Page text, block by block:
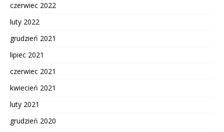
czerwiec 2022
luty 2022
grudzień 2021
lipiec 2021
czerwiec 2021
kwiecień 2021
luty 2021
grudzień 2020